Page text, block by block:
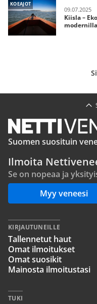
KOEAJOT
09.07.2025
Kiisla –
Suomen suosituin
Ilmoita
Se on nopeaa ja
Myy veneesi
KIRJAUTUNEILLE
Tallennetut haut
Omat ilmoitukset
Omat suosikit
Mainosta ilmoitustasi
TUKI